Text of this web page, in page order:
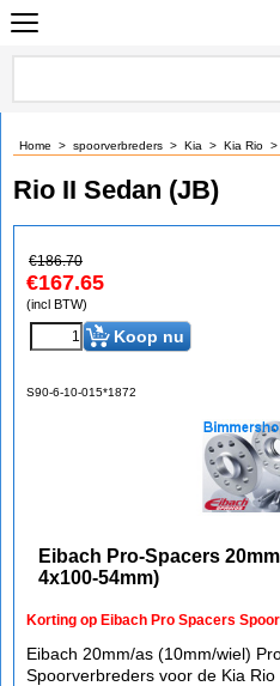
Home > spoorverbreders > Kia > Kia Rio >
Rio II Sedan (JB)
€186.70
€167.65
(incl BTW)
Koop nu
S90-6-10-015*1872
Eibach Pro-Spacers
4x100-54mm)
Korting op Eibach Pro Spacers
Eibach 20mm/as (10mm/wiel)
Spoorverbreders voor de Kia